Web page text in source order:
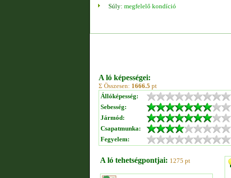
Súly: megfelelő kondíció
A ló képességei:
Σ Összesen: 1666.5 pt
Állóképesség:
Sebesség:
Jármód:
Csapatmunka:
Fegyelem:
A ló tehetségpontjai: 1275 pt